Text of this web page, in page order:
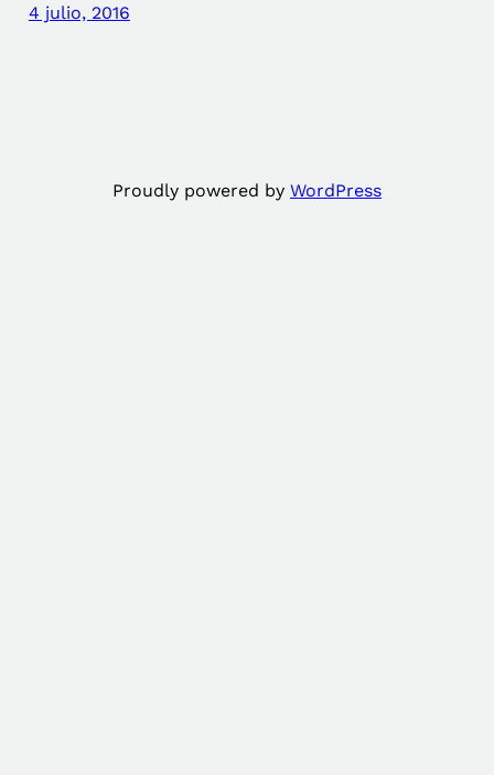
4 julio, 2016
Proudly powered by WordPress